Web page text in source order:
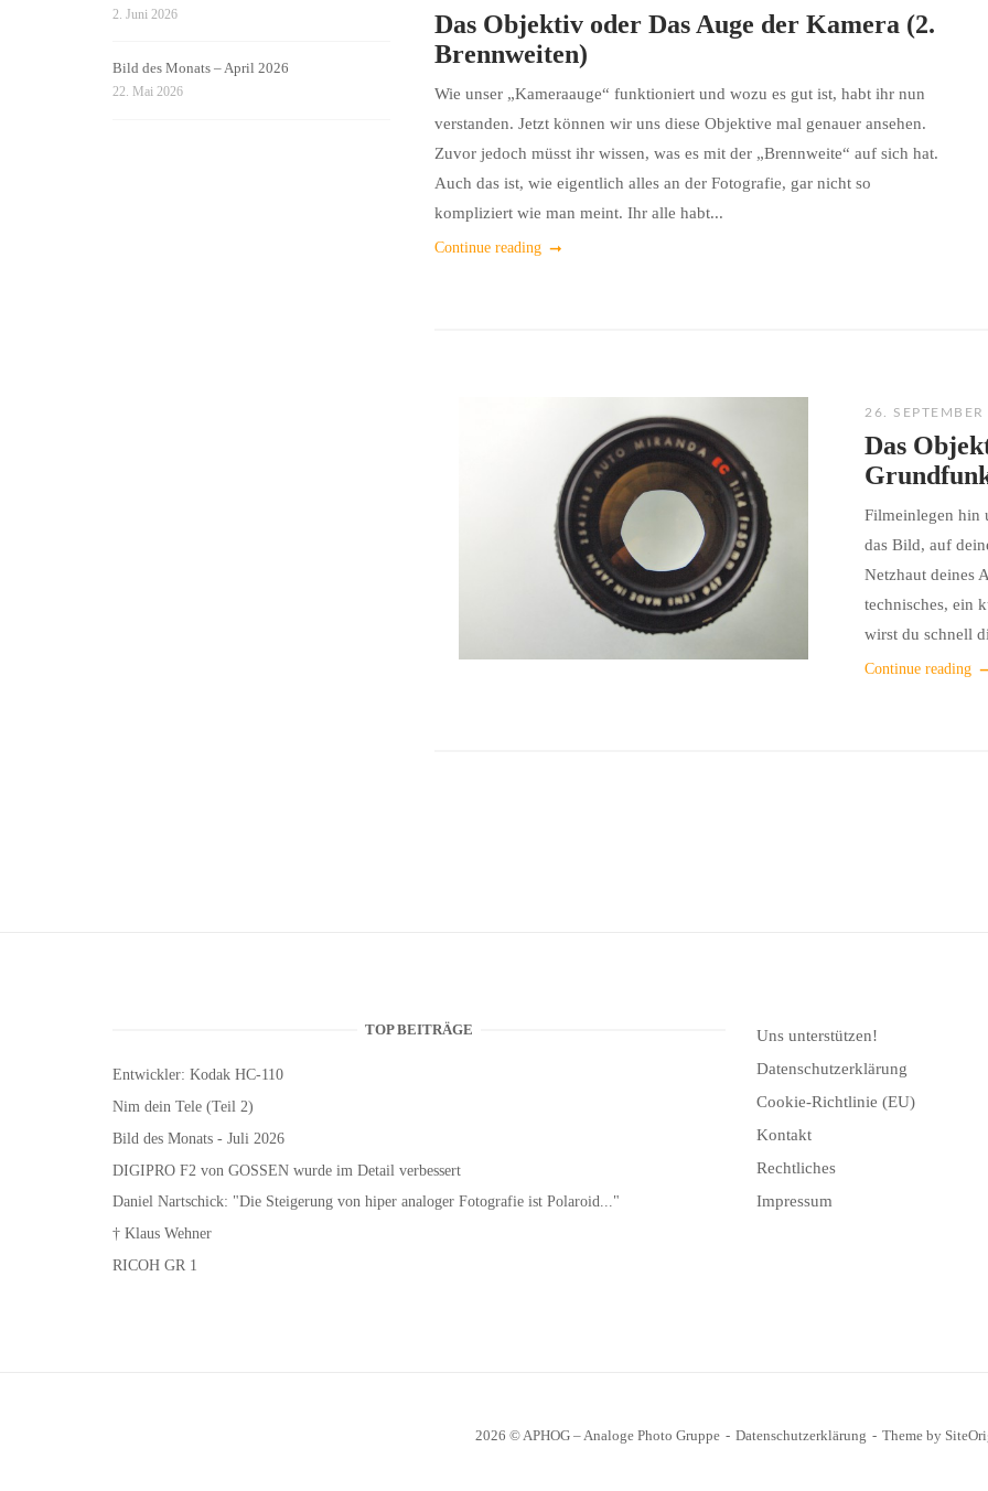
Das Objektiv oder Das Auge der Kamera (2.
Brennweiten)
Wie unser „Kameraauge“ funktioniert und wozu es gut ist, habt ihr nun
verstanden. Jetzt können wir uns diese Objektive mal genauer ansehen.
Zuvor jedoch müsst ihr wissen, was es mit der „Brennweite“ auf sich hat.
Auch das ist, wie eigentlich alles an der Fotografie, gar nicht so
kompliziert wie man meint. Ihr alle habt...
Continue reading
26.
Das
Filmeinlegen hin
das Bild, auf
Netzhaut deines
technisches, ein
wirst du schnell
Continue reading
2. Juni 2026
Bild des Monats – April 2026
22. Mai 2026
TOP BEITRÄGE
Entwickler: Kodak HC-110
Nim dein Tele (Teil 2)
Bild des Monats - Juli 2026
DIGIPRO F2 von GOSSEN wurde im Detail verbessert
Daniel Nartschick: "Die Steigerung von hiper analoger Fotografie ist Polaroid..."
† Klaus Wehner
RICOH GR 1
Uns unterstützen!
Datenschutzerklärung
Cookie-Richtlinie (EU)
Kontakt
Rechtliches
Impressum
2026 © APHOG – Analoge Photo Gruppe Datenschutzerklärung Theme by